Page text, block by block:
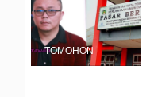
TOMOHON